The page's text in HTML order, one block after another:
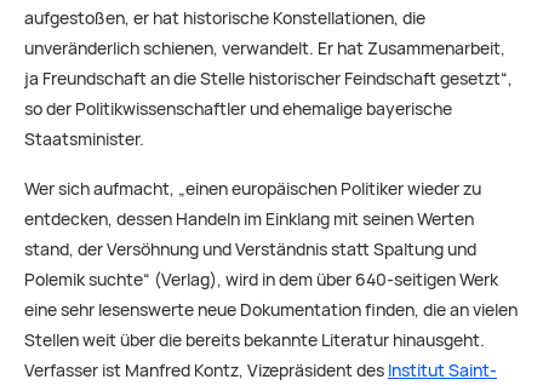
aufgestoßen, er hat historische Konstellationen, die
unveränderlich schienen, verwandelt. Er hat Zusammenarbeit,
ja Freundschaft an die Stelle historischer Feindschaft gesetzt“,
so der Politikwissenschaftler und ehemalige bayerische
Staatsminister.
Wer sich aufmacht, „einen europäischen Politiker wieder zu
entdecken, dessen Handeln im Einklang mit seinen Werten
stand, der Versöhnung und Verständnis statt Spaltung und
Polemik suchte“ (Verlag), wird in dem über 640-seitigen Werk
eine sehr lesenswerte neue Dokumentation finden, die an vielen
Stellen weit über die bereits bekannte Literatur hinausgeht.
Verfasser ist Manfred Kontz, Vizepräsident des Institut Saint-